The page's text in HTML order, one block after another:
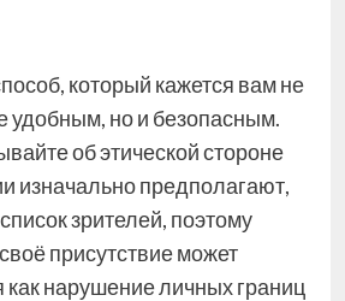
который кажется вам не
удобным, но и безопасным.
об этической стороне
изначально предполагают,
зрителей, поэтому
присутствие может
как нарушение личных границ